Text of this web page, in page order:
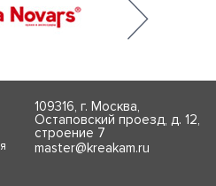
109316, г. Москва,
Остаповский проезд, д. 12,
строение 7
master@kreakam.ru